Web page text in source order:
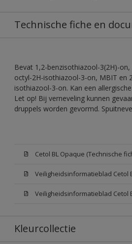
Technische fiche en
Bevat 1,2-benzisothiazool-3(2H)-
octyl-2H-isothiazool-3-on, MBIT en
isothiazool-3-on. Kan een
Let op! Bij verneveling kunnen
druppels worden gevormd.
Cetol BL Opaque (Technische
Kleurcollectie